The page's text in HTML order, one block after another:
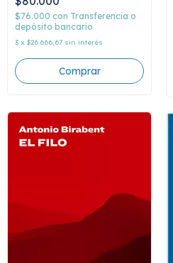
$76.000 con Transferencia o
depósito bancario
3 x $26.666,67 sin interés